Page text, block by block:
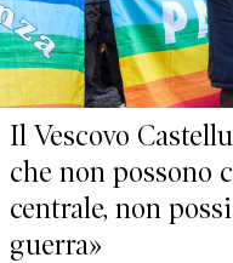
Il Vescovo
che non possono
centrale, non
guerra»